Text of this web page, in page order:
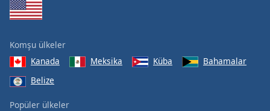
Komşu ülkeler
Kanada
Meksika Küba
Bahamalar
Belize
Popüler ülkeler